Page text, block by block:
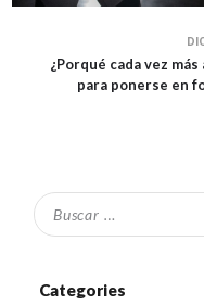
¿Porqué cada vez
para ponerse en
Buscar:
Categories